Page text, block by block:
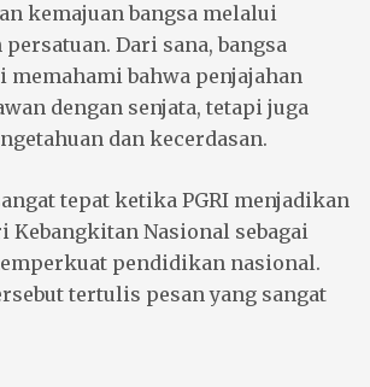
kemajuan bangsa melalui
Dari sana, bangsa
memahami bahwa penjajahan
dengan senjata, tetapi juga
dan kecerdasan.
tepat ketika PGRI menjadikan
Kebangkitan Nasional sebagai
pendidikan nasional.
tertulis pesan yang sangat